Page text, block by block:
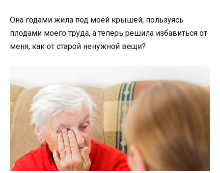
Она годами жила под моей крышей, пользуясь
плодами моего труда, а теперь решила избавиться от
меня, как от старой ненужной вещи?